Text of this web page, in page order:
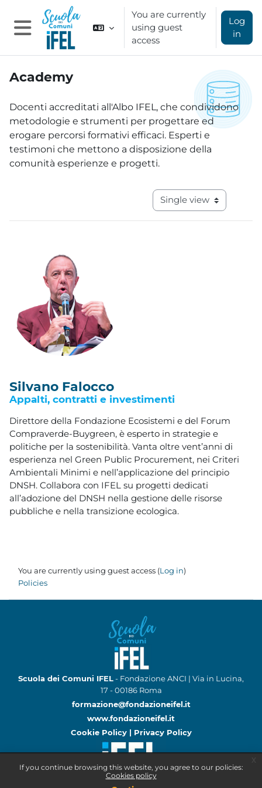
Skip to main content
If you continue browsing this website, you agree to our policies:
Cookies policy
Side panel
You are currently
using guest
access
Log
in
Academy
Docenti accreditati all'Albo IFEL, che condividono
metodologie e strumenti per progettare ed
erogare percorsi formativi efficaci. Esperti e
testimoni che mettono a disposizione della
comunità esperienze e progetti.
View mode tertiary
Silvano Falocco
Appalti, contratti e investimenti
Direttore della Fondazione Ecosistemi e del Forum
Compraverde-Buygreen, è esperto in strategie e
politiche per la sostenibilità. Vanta oltre vent’anni di
esperienza nel Green Public Procurement, nei Criteri
Ambientali Minimi e nell’applicazione del principio
DNSH. Collabora con IFEL su progetti dedicati
all’adozione del DNSH nella gestione delle risorse
pubbliche e nella transizione ecologica.
You are currently using guest access (Log in)
Policies
Scuola dei Comuni IFEL- Fondazione ANCI | Via in Lucina,
17 - 00186 Roma
formazione@fondazioneifel.it
www.fondazioneifel.it
Cookie Policy | Privacy Policy